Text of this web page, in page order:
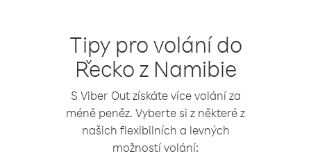
Tipy pro volání do
Řecko z Namibie
S Viber Out získáte více volání za
méně peněz. Vyberte si z některé z
našich flexibilních a levných
možností volání: